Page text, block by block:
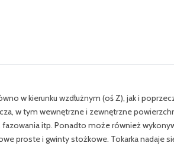
w kierunku wzdłużnym (oś Z), jak i
w tym wewnętrzne i zewnętrzne
itp. Ponadto może również
proste i gwinty stożkowe. Tokarka nadaje